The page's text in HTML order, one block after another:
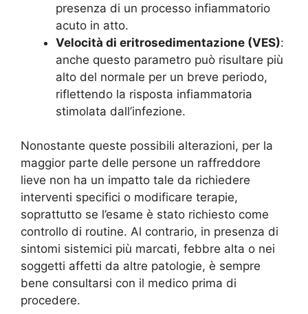
presenza di un processo infiammatorio
acuto in atto.
Velocità di eritrosedimentazione (VES):
anche questo parametro può risultare più
alto del normale per un breve periodo,
riflettendo la risposta infiammatoria
stimolata dall’infezione.
Nonostante queste possibili alterazioni, per la
maggior parte delle persone un raffreddore
lieve non ha un impatto tale da richiedere
interventi specifici o modificare terapie,
soprattutto se l’esame è stato richiesto come
controllo di routine. Al contrario, in presenza di
sintomi sistemici più marcati, febbre alta o nei
soggetti affetti da altre patologie, è sempre
bene consultarsi con il medico prima di
procedere.